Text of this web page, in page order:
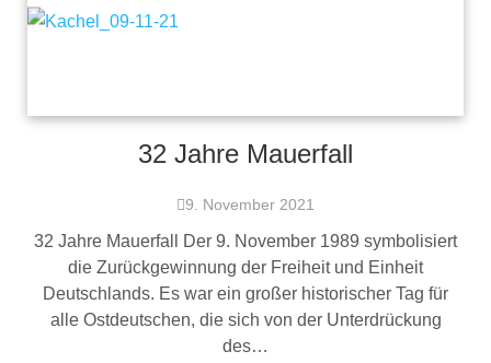
32 Jahre Mauerfall
9. November 2021
32 Jahre Mauerfall Der 9. November 1989 symbolisiert
die Zurückgewinnung der Freiheit und Einheit
Deutschlands. Es war ein großer historischer Tag für
alle Ostdeutschen, die sich von der Unterdrückung
des…